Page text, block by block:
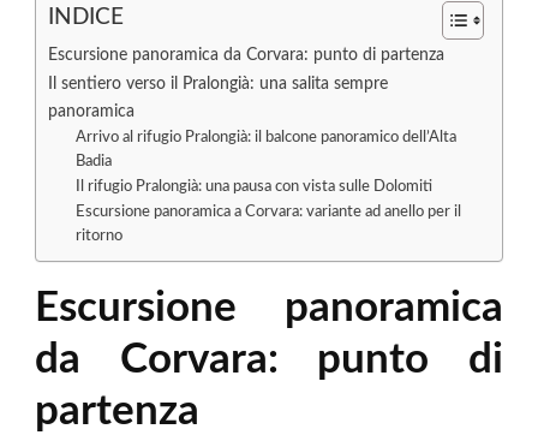
INDICE
Escursione panoramica da Corvara: punto di partenza
Il sentiero verso il Pralongià: una salita sempre
panoramica
Arrivo al rifugio Pralongià: il balcone panoramico dell’Alta
Badia
Il rifugio Pralongià: una pausa con vista sulle Dolomiti
Escursione panoramica a Corvara: variante ad anello per il
ritorno
Escursione panoramica
da Corvara: punto di
partenza